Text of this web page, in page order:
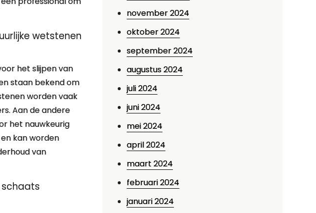
wetstenen
het slijpen van
staan bekend om
worden vaak
Aan de andere
het nauwkeurig
kan worden
van
schaats
november 2024
oktober 2024
september 2024
augustus 2024
juli 2024
juni 2024
mei 2024
april 2024
maart 2024
februari 2024
januari 2024